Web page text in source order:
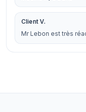
Client V.
Mr Lebon est très